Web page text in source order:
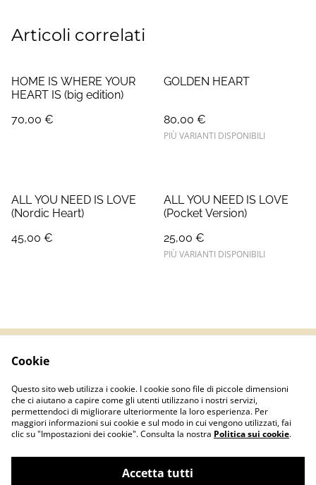
Articoli correlati
HOME IS WHERE YOUR
HEART IS (big edition)
70,00 €
GOLDEN HEART
80,00 €
PIÙ VARIANTI DISPONIBILI
ALL YOU NEED IS LOVE
(Nordic Heart)
45,00 €
ALL YOU NEED IS LOVE
(Pocket Version)
25,00 €
PIÙ VARIANTI DISPONIBILI
Termini e Condizioni
privacy
Politica sui Cookie
Contatti
Cookie
Questo sito web utilizza i cookie. I cookie sono file di piccole dimensioni
che ci aiutano a capire come gli utenti utilizzano i nostri servizi,
permettendoci di migliorare ulteriormente la loro esperienza. Per
maggiori informazioni sui cookie e sul modo in cui vengono utilizzati, fai
clic su "Impostazioni dei cookie". Consulta la nostra Politica sui cookie.
Accetta tutti